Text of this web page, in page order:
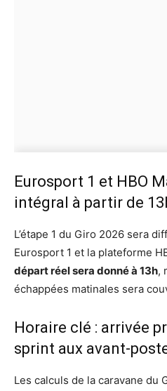
Eurosport 1 et HBO
intégral à partir de
L’étape 1 du Giro 2026 sera
Eurosport 1 et la plateforme
départ réel sera donné à 13h,
échappées matinales sera
Horaire clé : arrivée
sprint aux avant-
Les calculs de la caravane du